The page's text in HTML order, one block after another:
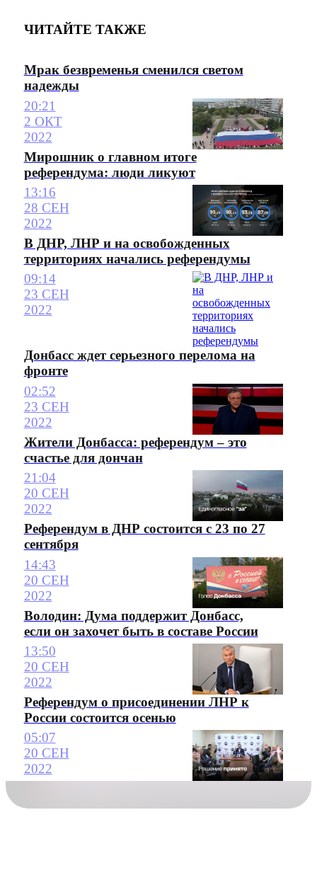
ЧИТАЙТЕ ТАКЖЕ
Мрак безвременья сменился светом
надежды
20:21
2 ОКТ
2022
Мирошник о главном итоге
референдума: люди ликуют
13:16
28 СЕН
2022
В ДНР, ЛНР и на освобожденных
территориях начались референдумы
09:14
23 СЕН
2022
Донбасс ждет серьезного перелома на
фронте
02:52
23 СЕН
2022
Жители Донбасса: референдум – это
счастье для дончан
21:04
20 СЕН
2022
Референдум в ДНР состоится с 23 по 27
сентября
14:43
20 СЕН
2022
Володин: Дума поддержит Донбасс,
если он захочет быть в составе России
13:50
20 СЕН
2022
Референдум о присоединении ЛНР к
России состоится осенью
05:07
20 СЕН
2022